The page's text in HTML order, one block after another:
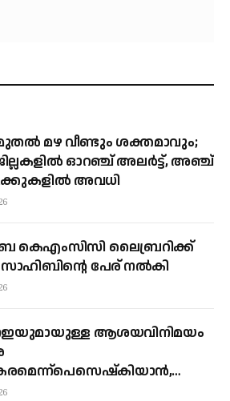
മഴ വീണ്ടും ശക്തമാവും;
ഓറഞ്ച് അലര്‍ട്ട്, അഞ്ച്
അവധി
ലൈബ്രറിക്ക്
സാഹിബിന്റെ പേര് നല്‍കി
ആശയവിനിമയം
പ്രസിഡന്റ്